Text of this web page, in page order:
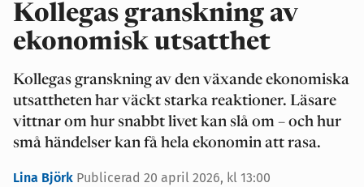
Kollegas granskning av
ekonomisk utsatthet
Kollegas granskning av den växande ekonomiska
utsattheten har väckt starka reaktioner. Läsare
vittnar om hur snabbt livet kan slå om – och hur
små händelser kan få hela ekonomin att rasa.
Lina Björk Publicerad 20 april 2026, kl 13:00